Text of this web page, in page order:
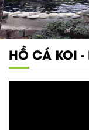
HỒ CÁ KOI -